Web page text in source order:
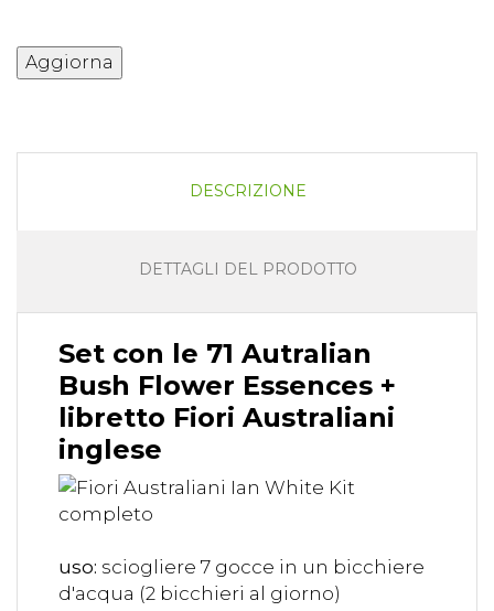
DESCRIZIONE
DETTAGLI DEL PRODOTTO
Set con le 71 Autralian
Bush Flower Essences +
libretto Fiori Australiani
inglese
uso: sciogliere 7 gocce in un bicchiere
d'acqua (2 bicchieri al giorno)